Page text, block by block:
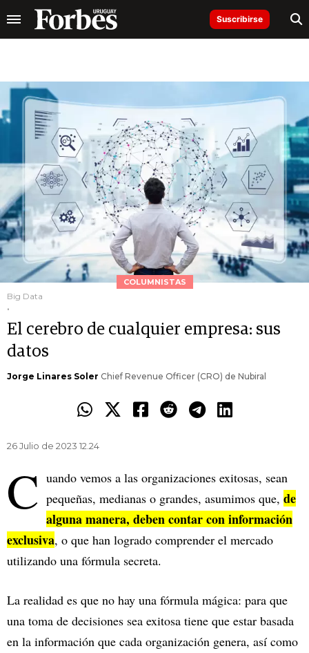
Suscribirse
COLUMNISTAS
Big Data
.
El cerebro de cualquier empresa: sus
datos
Jorge Linares Soler Chief Revenue Officer (CRO) de Nubiral
26 Julio de 2023 12.24
C uando vemos a las organizaciones exitosas, sean
pequeñas, medianas o grandes, asumimos que, de
alguna manera, deben contar con información
exclusiva, o que han logrado comprender el mercado
utilizando una fórmula secreta.
La realidad es que no hay una fórmula mágica: para que
una toma de decisiones sea exitosa tiene que estar basada
en la información que cada organización genera, así como